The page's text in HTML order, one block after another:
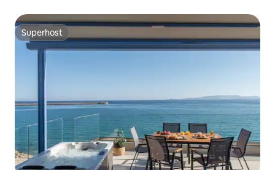
Superhost
Superhost